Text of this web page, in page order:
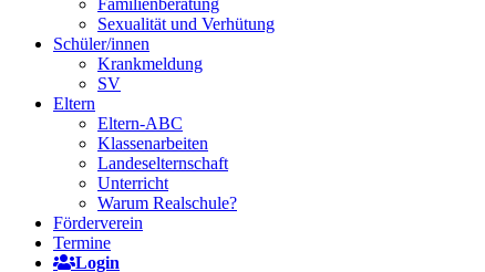
Familienberatung
Sexualität und Verhütung
Schüler/innen
Krankmeldung
SV
Eltern
Eltern-ABC
Klassenarbeiten
Landeselternschaft
Unterricht
Warum Realschule?
Förderverein
Termine
Login